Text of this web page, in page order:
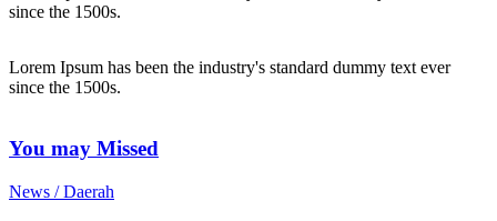
since the 1500s.
Lorem Ipsum has been the industry's standard dummy text ever
since the 1500s.
You may Missed
News / Daerah